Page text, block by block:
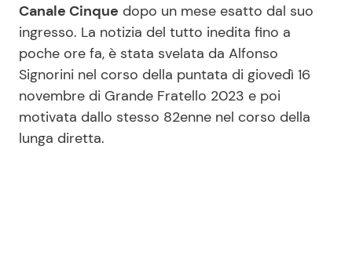
Festività Ricette per Bambini
Seguici
Canale Cinque dopo un mese esatto dal suo
ingresso. La notizia del tutto inedita fino a
poche ore fa, è stata svelata da Alfonso
Signorini nel corso della puntata di giovedì 16
novembre di Grande Fratello 2023 e poi
motivata dallo stesso 82enne nel corso della
lunga diretta.